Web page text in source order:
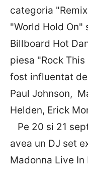
categoria
"World Hold On"
Billboard Hot
piesa "Rock
fost influentat
Paul Johnson,
Helden, Erick
Pe 20 si 21
avea un DJ set
Madonna Live In